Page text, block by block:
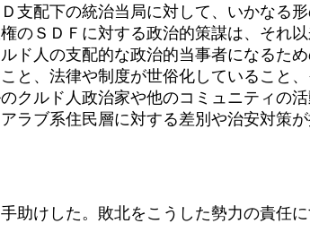
配下の統治当局に対して、いかなる
のＳＤＦに対する政治的策謀は、それ
人の支配的な政治的当事者になるた
と、法律や制度が世俗化していること
クルド人政治家や他のコミュニティの
ラブ系住民層に対する差別や治安対策が
けした。敗北をこうした勢力の責任